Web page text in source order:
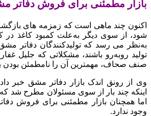
بازار مطمئنی برای فروش دفاتر
اکنون چند ماهی است که زمزمه‌ های
شود،‌ از سوی دیگر به‌علت کمبود کاغذ در
به‌نظر می‌ رسد که تولیدکنندگان دفاتر
تولید روبه‌رو باشند،‌ مشکلاتی که جلیل
صنف صحاف، مهمترین آن را نامطمئن بودن
وی از رونق اندک بازار دفاتر مشق خبر
اینکه چند بار از سوی مسئولان مطرح شد
اما همچنان بازار مطمئنی برای فروش
وجود ندارد.